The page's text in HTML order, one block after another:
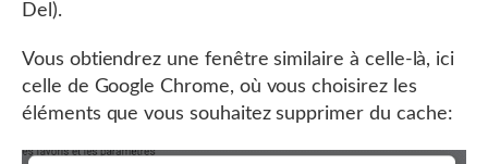
Del).
Vous obtiendrez une fenêtre similaire à celle-là, ici
celle de Google Chrome, où vous choisirez les
éléments que vous souhaitez supprimer du cache: